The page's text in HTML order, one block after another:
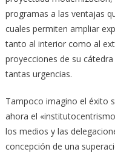
programas a las ventajas
cuales permiten ampliar
tanto al interior como al
proyecciones de su
tantas urgencias.
Tampoco imagino el éxito
ahora el
los medios y las
concepción de una